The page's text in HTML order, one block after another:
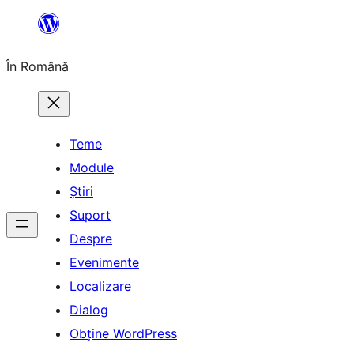
conținut
În Română
Teme
Module
Știri
Suport
Despre
Evenimente
Localizare
Dialog
Obține WordPress